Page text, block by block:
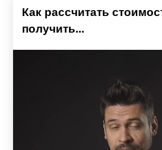
Как рассчитать
получить...